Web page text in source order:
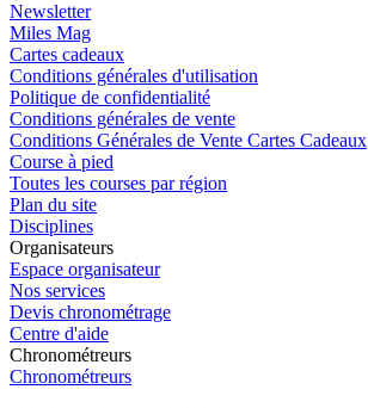
Newsletter
Miles Mag
Cartes cadeaux
Conditions générales d'utilisation
Politique de confidentialité
Conditions générales de vente
Conditions Générales de Vente Cartes Cadeaux
Course à pied
Toutes les courses par région
Plan du site
Disciplines
Organisateurs
Espace organisateur
Nos services
Devis chronométrage
Centre d'aide
Chronométreurs
Chronométreurs